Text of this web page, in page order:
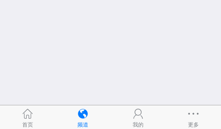
首页 频道 我的 更多